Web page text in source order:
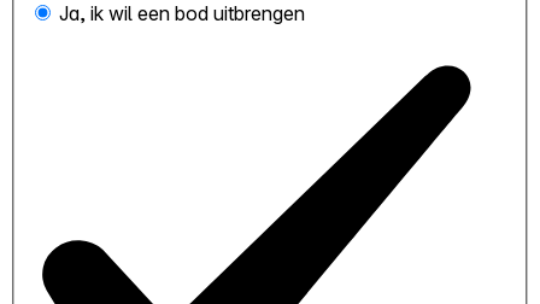
Ja, ik wil een bod uitbrengen